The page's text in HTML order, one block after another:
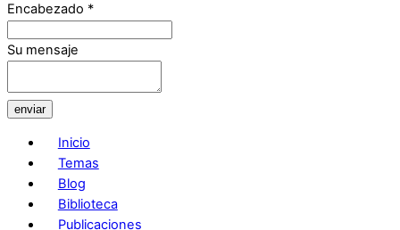
Encabezado *
Su mensaje
enviar
Inicio
Temas
Blog
Biblioteca
Publicaciones